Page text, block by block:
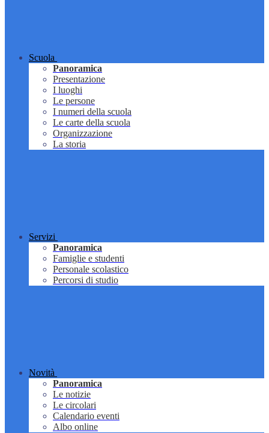
Scuola
Panoramica
Presentazione
I luoghi
Le persone
I numeri della scuola
Le carte della scuola
Organizzazione
La storia
Servizi
Panoramica
Famiglie e studenti
Personale scolastico
Percorsi di studio
Novità
Panoramica
Le notizie
Le circolari
Calendario eventi
Albo online